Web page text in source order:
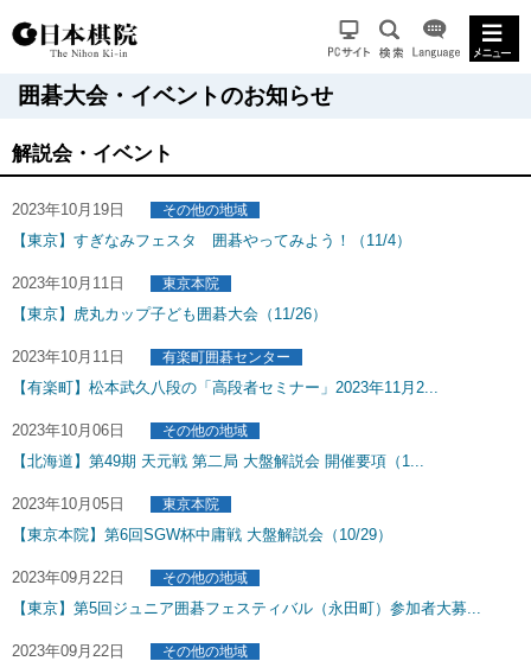
囲碁大会・イベントのお知らせ
解説会・イベント
2023年10月19日 その他の地域
【東京】すぎなみフェスタ 囲碁やってみよう！（11/4）
2023年10月11日 東京本院
【東京】虎丸カップ子ども囲碁大会（11/26）
2023年10月11日 有楽町囲碁センター
【有楽町】松本武久八段の「高段者セミナー」2023年11月2...
2023年10月06日 その他の地域
【北海道】第49期 天元戦 第二局 大盤解説会 開催要項（1...
2023年10月05日 東京本院
【東京本院】第6回SGW杯中庸戦 大盤解説会（10/29）
2023年09月22日 その他の地域
【東京】第5回ジュニア囲碁フェスティバル（永田町）参加者大募...
2023年09月22日 その他の地域